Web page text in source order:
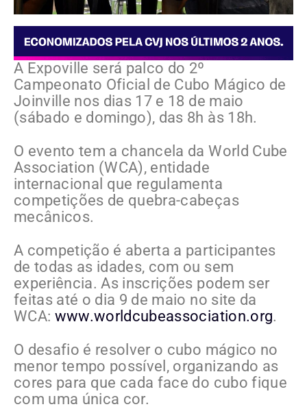
A Expoville será palco do 2º
Campeonato Oficial de Cubo Mágico de
Joinville nos dias 17 e 18 de maio
(sábado e domingo), das 8h às 18h.
O evento tem a chancela da World Cube
Association (WCA), entidade
internacional que regulamenta
competições de quebra-cabeças
mecânicos.
A competição é aberta a participantes
de todas as idades, com ou sem
experiência. As inscrições podem ser
feitas até o dia 9 de maio no site da
WCA: www.worldcubeassociation.org.
O desafio é resolver o cubo mágico no
menor tempo possível, organizando as
cores para que cada face do cubo fique
com uma única cor.